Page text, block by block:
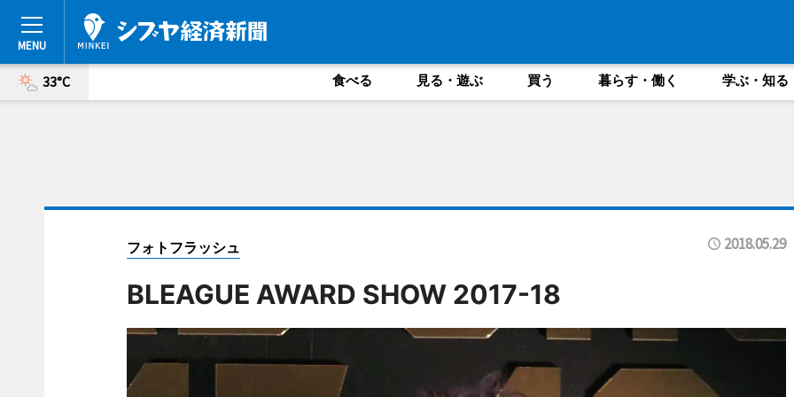
33°C 食べる 見る・遊ぶ 買う 暮らす・働く 学ぶ・知る
フォトフラッシュ 2018.05.29
BLEAGUE AWARD SHOW 2017-18